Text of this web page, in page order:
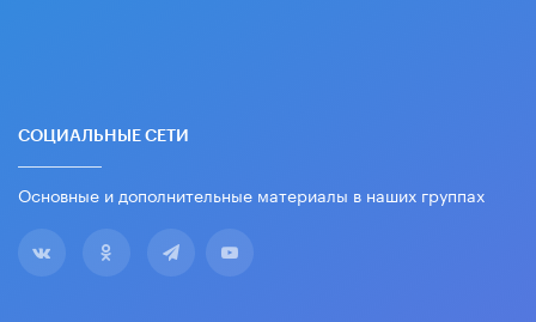
СОЦИАЛЬНЫЕ СЕТИ
Основные и дополнительные материалы в наших группах